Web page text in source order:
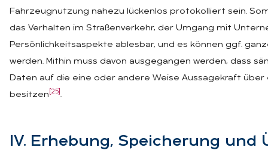
Fahrzeugnutzung nahezu lückenlos protokolliert sein.
das Verhalten im Straßenverkehr, der Umgang mit
Persönlichkeitsaspekte ablesbar, und es können ggf.
werden. Mithin muss davon ausgegangen werden, dass
Daten auf die eine oder andere Weise Aussagekraft
besitzen [25] .
IV. Er­he­bung, Spei­che­rung